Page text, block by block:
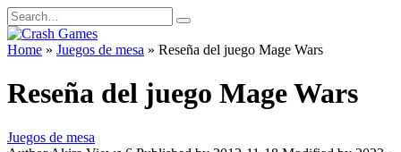
Skip
to
content
Search
for:
Home » Juegos de mesa » Reseña del juego Mage Wars
Reseña del juego Mage Wars
Juegos de mesa